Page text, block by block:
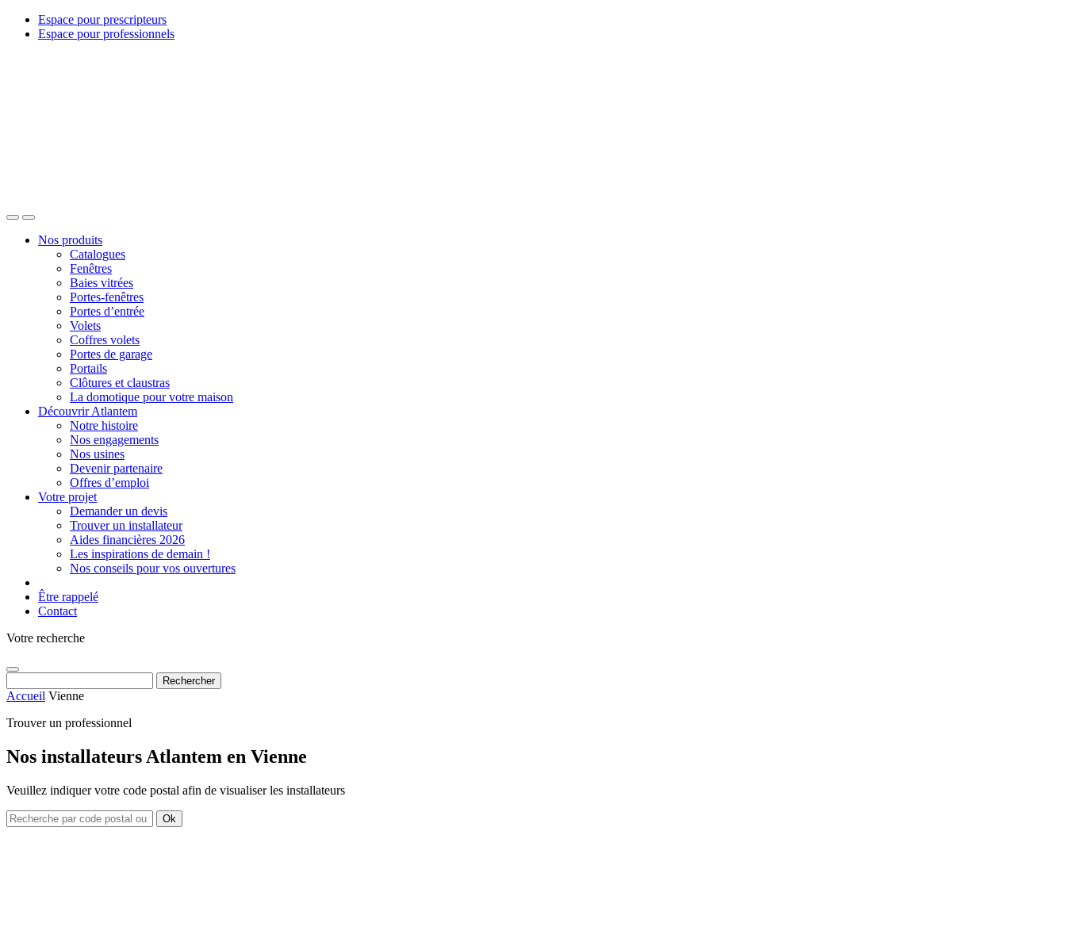
Espace pour prescripteurs
Espace pour professionnels
Nos produits
Catalogues
Fenêtres
Baies vitrées
Portes-fenêtres
Portes d’entrée
Volets
Coffres volets
Portes de garage
Portails
Clôtures et claustras
La domotique pour votre maison
Découvrir Atlantem
Notre histoire
Nos engagements
Nos usines
Devenir partenaire
Offres d’emploi
Votre projet
Demander un devis
Trouver un installateur
Aides financières 2026
Les inspirations de demain !
Nos conseils pour vos ouvertures
Être rappelé
Contact
Votre recherche
Accueil Vienne
Trouver un professionnel
Nos installateurs Atlantem en Vienne
Veuillez indiquer votre code postal afin de visualiser les installateurs
Ok